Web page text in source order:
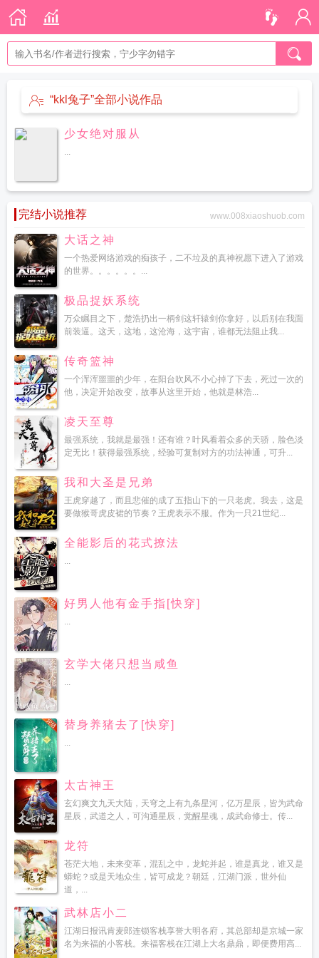
“kkl兔子”全部小说作品
少女绝对服从
...
完结小说推荐 www.008xiaoshuob.com
大话之神
一个热爱网络游戏的痴孩子，二不垃及的真神祝愿下进入了游戏
的世界。。。。。。...
极品捉妖系统
万众瞩目之下，楚浩扔出一柄剑这轩辕剑你拿好，以后别在我面
前装逼。这天，这地，这沧海，这宇宙，谁都无法阻止我...
传奇篮神
一个浑浑噩噩的少年，在阳台吹风不小心掉了下去，死过一次的
他，决定开始改变，故事从这里开始，他就是林浩...
凌天至尊
最强系统，我就是最强！还有谁？叶风看着众多的天骄，脸色淡
定无比！获得最强系统，经验可复制对方的功法神通，可升...
我和大圣是兄弟
王虎穿越了，而且悲催的成了五指山下的一只老虎。我去，这是
要做猴哥虎皮裙的节奏？王虎表示不服。作为一只21世纪...
全能影后的花式撩法
...
好男人他有金手指[快穿]
...
玄学大佬只想当咸鱼
...
替身养猪去了[快穿]
...
太古神王
玄幻爽文九天大陆，天穹之上有九条星河，亿万星辰，皆为武命
星辰，武道之人，可沟通星辰，觉醒星魂，成武命修士。传...
龙符
苍茫大地，未来变革，混乱之中，龙蛇并起，谁是真龙，谁又是
蟒蛇？或是天地众生，皆可成龙？朝廷，江湖门派，世外仙
道，...
武林店小二
江湖日报讯肯麦郎连锁客栈享誉大明各府，其总部却是京城一家
名为来福的小客栈。来福客栈在江湖上大名鼎鼎，即便费用高...